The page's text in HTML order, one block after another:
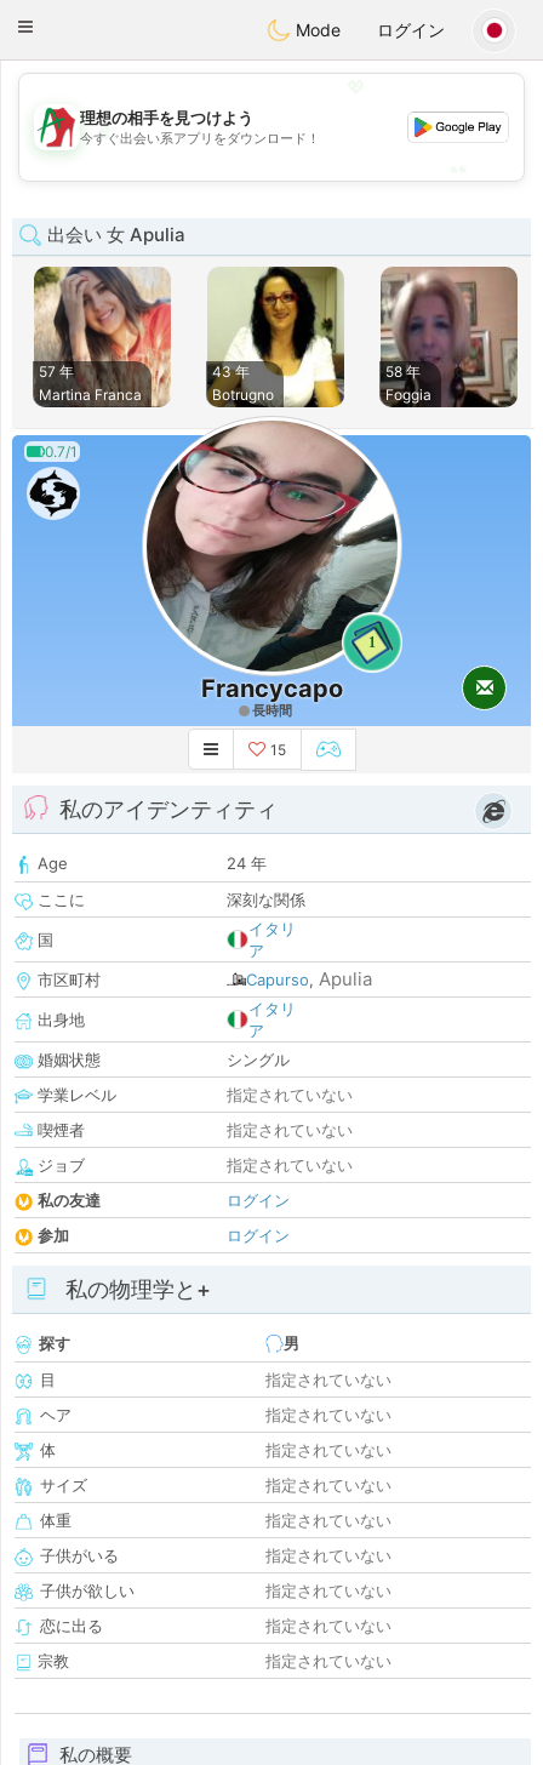
AmamiOra
Toggle
Mode ログイン
💖
💕
理想の相手を見つけよう
今すぐ出会い系アプリをダウンロード！
出会い 女 Apulia
57 年
Martina Franca
43 年
Botrugno
58 年
Foggia
0.7/1
1
Francycapo
長時間
15
私のアイデンティティ
Age
24 年
ここに
深刻な関係
国
イタリ
ア
市区町村
Capurso, Apulia
出身地
イタリ
ア
婚姻状態
シングル
学業レベル
指定されていない
喫煙者
指定されていない
ジョブ
指定されていない
私の友達
ログイン
参加
ログイン
私の物理学と+
探す
男
目
指定されていない
ヘア
指定されていない
体
指定されていない
サイズ
指定されていない
体重
指定されていない
子供がいる
指定されていない
子供が欲しい
指定されていない
恋に出る
指定されていない
宗教
指定されていない
私の概要